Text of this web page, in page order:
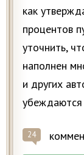
как
процентов
уточнить,
наполнен
и других
убеждаются
24